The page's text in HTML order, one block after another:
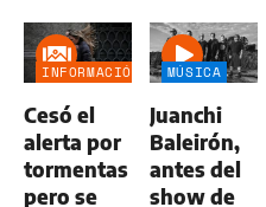
INFORMACIÓN
Cesó el
alerta por
tormentas
pero se
MÚSICA
Juanchi
Baleirón,
antes del
show de